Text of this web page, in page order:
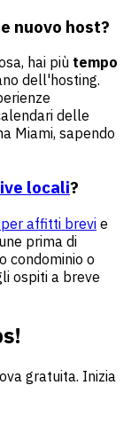
nuovo host?
hai più tempo
dell'hosting.
delle
Miami, sapendo
locali?
affitti brevie
prima di
condominio o
ospiti a breve
gratuita. Inizia